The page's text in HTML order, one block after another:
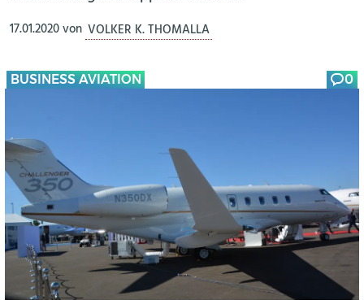
17.01.2020von VOLKER K. THOMALLA
BUSINESS AVIATION 0